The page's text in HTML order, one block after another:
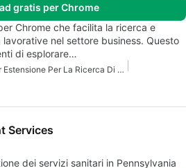
gratis per Chrome
Chrome che facilita la ricerca e
nel settore business. Questo
di esplorare…
Miglior Estensione Per La Ricerca Di Lavoro Per Chrome
Services
dei servizi sanitari in Pennsylvania